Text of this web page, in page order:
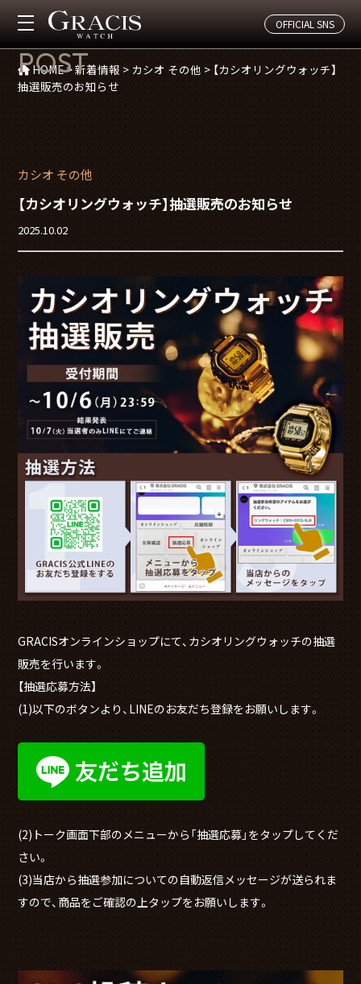
OFFICIAL SNS
投稿
POST
HOME>新着情報 > カシオ その他 > 【カシオリングウォッチ】
抽選販売のお知らせ
カシオ その他
【カシオリングウォッチ】抽選販売のお知らせ
2025.10.02
GRACISオンラインショップにて、カシオリングウォッチの抽選
販売を行います。
【抽選応募方法】
(1)以下のボタンより、LINEのお友だち登録をお願いします。
(2)トーク画面下部のメニューから「抽選応募」をタップしてくだ
さい。
(3)当店から抽選参加についての自動返信メッセージが送られま
すので、商品をご確認の上タップをお願いします。